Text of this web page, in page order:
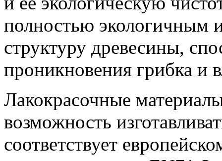
полностью экологичным
структуру древесины,
проникновения грибка и
Лакокрасочные
возможность
соответствует